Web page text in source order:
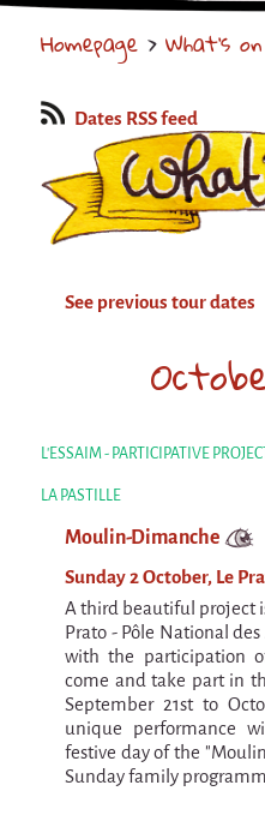
Big Tops
Partners
Shows
Shows
Attraction
BLANC
Muscle Pain
La Brise de la
L'âne & la carotte
Les maîtres du
L'essaim -
La Brise de la
Mad in Finland
Sans-culotte
Sans-culotte
New productions
Espèce d'idiot
Il va pleuvoir
Homepage > What's on
Dates RSS feed
See previous tour dates
L'ESSAIM - PARTICIPATIVE
LA PASTILLE
Moulin-Dimanche
Sunday 2 October, Le
A third beautiful project
Prato - Pôle National
with the participation
come and take part in
September 21st to
unique performance
festive day of the
Sunday family